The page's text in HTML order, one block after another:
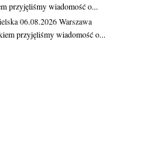
przyjęliśmy wiadomość o...
06.08.2026Warszawa
przyjęliśmy wiadomość o...